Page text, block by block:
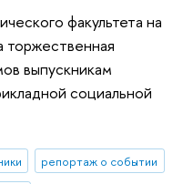
факультета на
торжественная
выпускникам
социальной
репортаж о событии